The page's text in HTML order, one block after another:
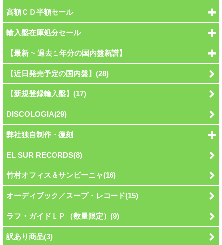
高額ＣＤ半額セール
輸入盤在庫処分セール
【最新 ~ 過去１年分の国内盤新譜】
【近日発売予定の国内盤】(28)
【新規登録輸入盤】(17)
DISCOLOGIA(29)
弊社独自制作・復刻
EL SUR RECORDS(8)
竹村オフィス＆サンビーニャ(16)
オーディブック／スープ・レコード(15)
ラフ・ガイドＬＰ（数量限定）(9)
訳あり商品(3)